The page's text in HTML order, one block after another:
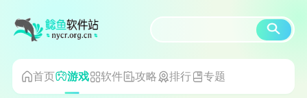
首页 游戏 软件 攻略 排行 专题